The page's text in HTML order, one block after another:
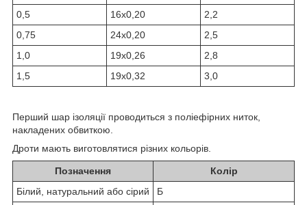
0,5
16х0,20
2,2
0,75
24х0,20
2,5
1,0
19х0,26
2,8
1,5
19х0,32 3,0
Перший шар ізоляції проводиться з поліефірних ниток,
накладених обвиткою.
Дроти мають виготовлятися різних кольорів.
Позначення
Колір
Білий, натуральний або сірий
Б